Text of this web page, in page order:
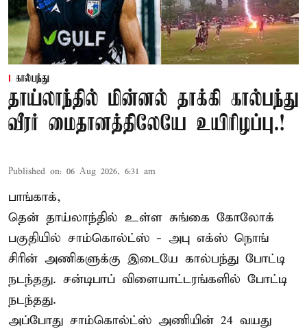
கால்பந்து
தாய்லாந்தில் மின்னல் தாக்கி கால்பந்து
வீரர் மைதானத்திலேயே உயிரிழப்பு.!
Published on: 06 Aug 2026, 6:31 am
பாங்காக்,
தென் தாய்லாந்தில் உள்ள சுங்கை கோலோக்
பகுதியில் சாம்கொல்ட்ஸ் - அபு எக்ஸ் நொங்
சிரின் அணிகளுக்கு இடையே கால்பந்து போட்டி
நடந்தது. சன்டிபாப் விளையாட்டரங்களில் போட்டி
நடந்தது.
அப்போது சாம்கொல்ட்ஸ் அணியின் 24 வயது